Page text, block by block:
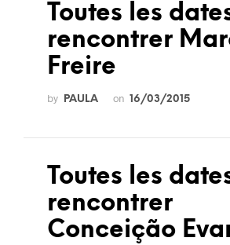
Toutes les
rencontrer
Freire
by PAULA on 16/03/2015
Toutes les
rencontrer
Conceição